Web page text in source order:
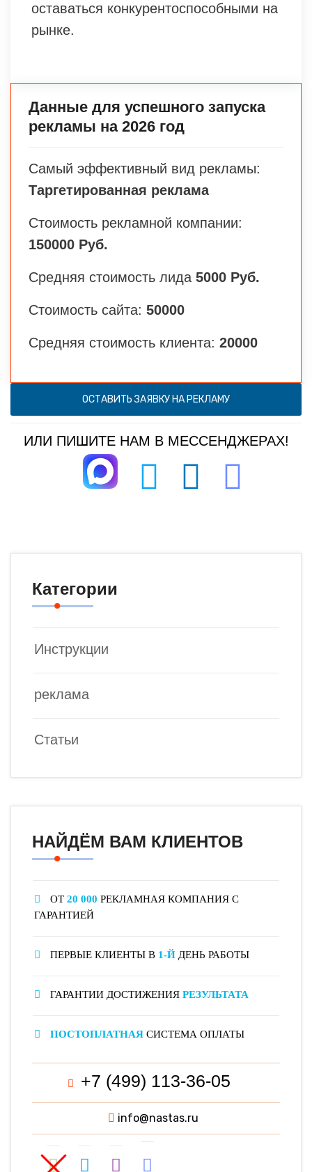
оставаться конкурентоспособными на
рынке.
Данные для успешного запуска
рекламы на 2026 год
Самый эффективный вид рекламы:
Таргетированная реклама
Стоимость рекламной компании:
150000 Руб.
Средняя стоимость лида 5000 Руб.
Стоимость сайта: 50000
Средняя стоимость клиента: 20000
ОСТАВИТЬ ЗАЯВКУ НА РЕКЛАМУ
ИЛИ ПИШИТЕ НАМ В МЕССЕНДЖЕРАХ!
Категории
Инструкции
реклама
Статьи
НАЙДЁМ ВАМ КЛИЕНТОВ
ОТ 20 000 РЕКЛАМНАЯ КОМПАНИЯ С
ГАРАНТИЕЙ
ПЕРВЫЕ КЛИЕНТЫ В 1-Й ДЕНЬ РАБОТЫ
ГАРАНТИИ ДОСТИЖЕНИЯ РЕЗУЛЬТАТА
ПОСТОПЛАТНАЯ СИСТЕМА ОПЛАТЫ
+7 (499) 113-36-05
info@nastas.ru